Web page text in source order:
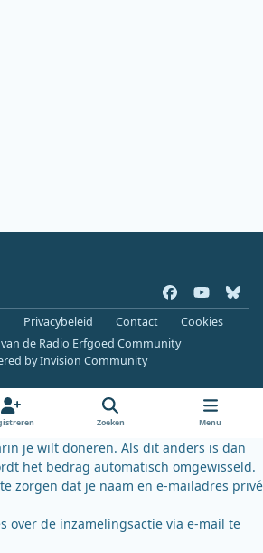
a
c
e
k
o
u
b
l
u
k
y
Privacybeleid Contact
Cookies
de Radio Erfgoed Community
byInvision Community
Zoeken Menu
je wilt doneren. Als dit anders is dan
het bedrag automatisch omgewisseld.
zorgen dat je naam en e-mailadres privé
over de inzamelingsactie via e-mail te